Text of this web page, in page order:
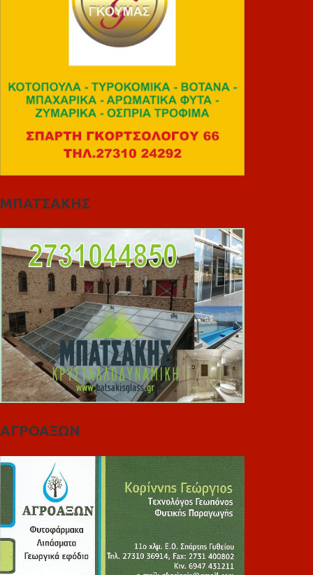
ΜΠΑΤΣΑΚΗΣ
ΑΓΡΟΑΞΩΝ